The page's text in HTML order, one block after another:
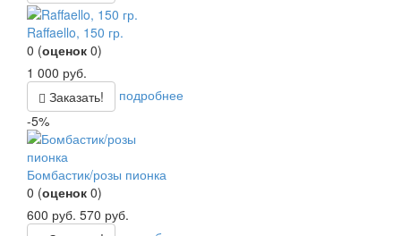
Raffaello, 150 гр.
0 (оценок 0)
1 000 руб.
Заказать!
подробнее
-5%
Бомбастик/розы пионка
0 (оценок 0)
600 руб. 570 руб.